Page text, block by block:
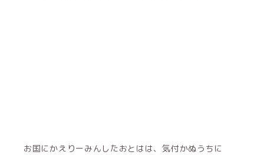
お国にかえりーみんしたおとはは、気付かぬうちに